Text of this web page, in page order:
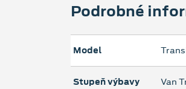
Podrobné
Model
Stupeň výbavy Van